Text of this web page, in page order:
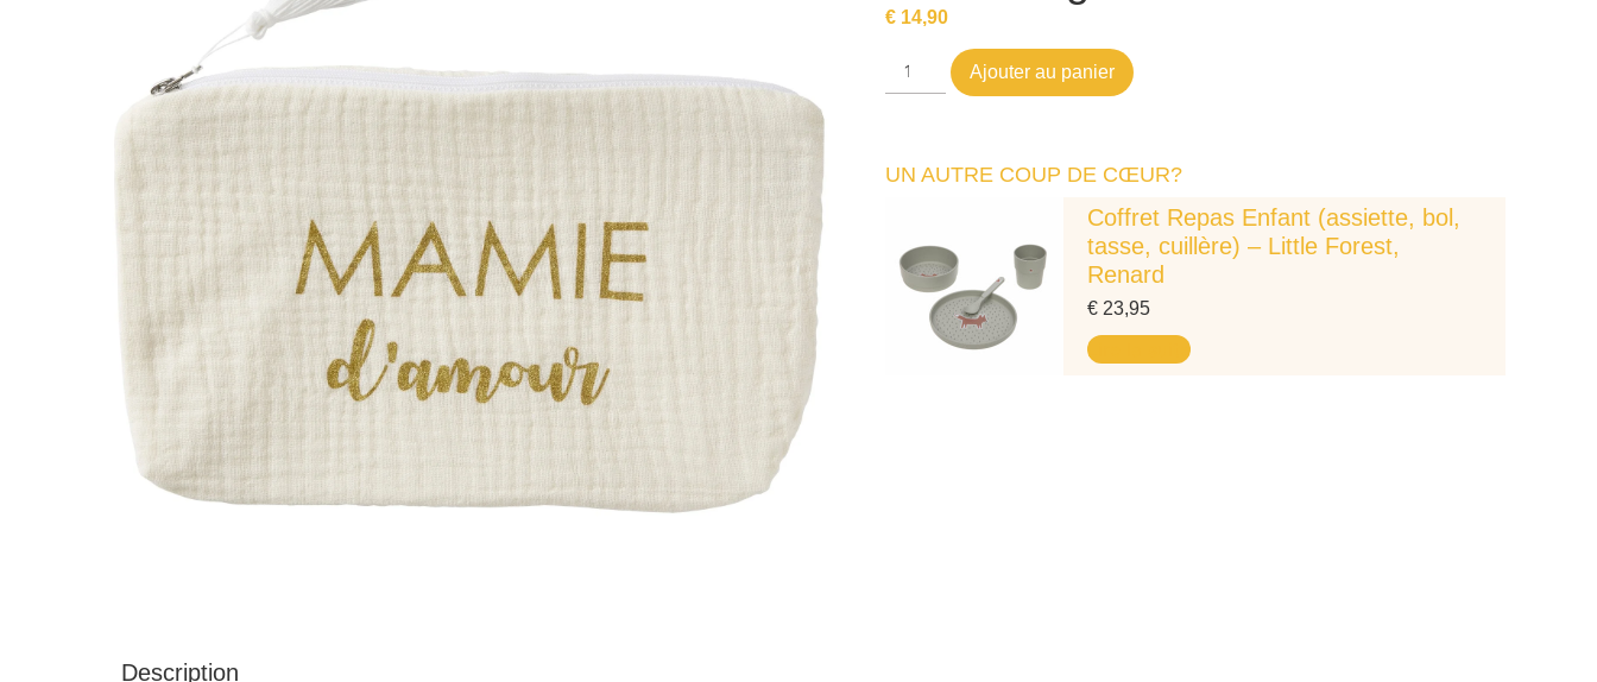
€14,90
Ajouter au panier
UN AUTRE COUP DE CŒUR?
Coffret Repas Enfant (assiette, bol,
tasse, cuillère) – Little Forest,
Renard
€23,95
Lire la suite
Description